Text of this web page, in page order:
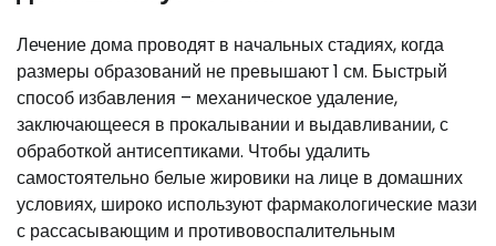
Лечение дома проводят в начальных стадиях, когда
размеры образований не превышают 1 см. Быстрый
способ избавления – механическое удаление,
заключающееся в прокалывании и выдавливании, с
обработкой антисептиками. Чтобы удалить
самостоятельно белые жировики на лице в домашних
условиях, широко используют фармакологические мази
с рассасывающим и противовоспалительным